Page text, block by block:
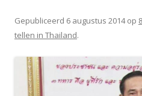
Gepubliceerd 6 augustus 2014op
tellen in Thailand.